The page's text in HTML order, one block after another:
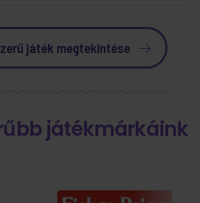
játék megtekintése
játékmárkáink